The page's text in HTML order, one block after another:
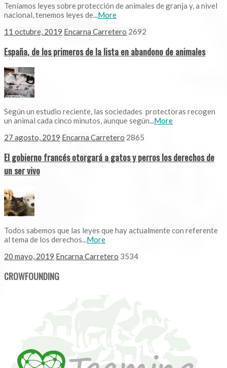
Teníamos leyes sobre protección de animales de granja y, a nivel
nacional, tenemos leyes de... More
11 octubre, 2019 Encarna Carretero 2692
España, de los primeros de la lista en abandono de animales
Según un estudio reciente, las sociedades protectoras recogen
un animal cada cinco minutos, aunque según...More
27 agosto, 2019 Encarna Carretero 2865
El gobierno francés otorgará a gatos y perros los derechos de
un ser vivo
Todos sabemos que las leyes que hay actualmente con referente
al tema de los derechos...More
20 mayo, 2019 Encarna Carretero 3534
CROWFOUNDING